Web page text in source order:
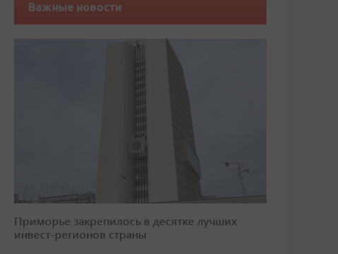
Важные новости
Приморье закрепилось в десятке лучших
инвест-регионов страны